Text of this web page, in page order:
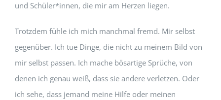
und Schüler*innen, die mir am Herzen liegen.
Trotzdem fühle ich mich manchmal fremd. Mir selbst
gegenüber. Ich tue Dinge, die nicht zu meinem Bild von
mir selbst passen. Ich mache bösartige Sprüche, von
denen ich genau weiß, dass sie andere verletzen. Oder
ich sehe, dass jemand meine Hilfe oder meinen